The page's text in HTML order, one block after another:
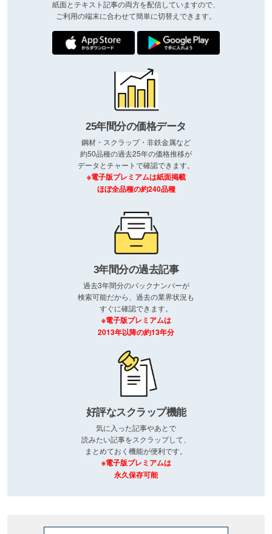
紙面とテキスト記事の両方を配信していますので、
ご利用の端末に合わせて簡単に切替えできます。
25年間分の価格データ
鋼材・スクラップ・非鉄金属など
約50品種の過去25年の価格推移が
データとチャートで確認できます。
※電子版プレミアムは紙面掲載
ほぼ全品種の約240品種
3年間分の過去記事
過去3年間分のバックナンバーが
検索可能だから、過去の業界状況も
すぐに確認できます。
※電子版プレミアムは
2013年以降の約13年分
好評なスクラップ機能
気に入った記事やあとで
読みたい記事をスクラップして、
まとめておく機能が便利です。
※電子版プレミアムは
永久保存可能